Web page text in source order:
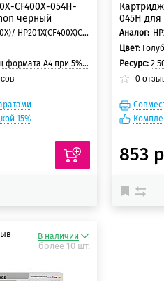
CF400X-054H-
черный
HP203X(CF540X)/ HP201X(CF400X)Canon 054H/ Canon 045H
А4 при 5% заполнении страницы
15%
Картридж
045H для
Аналог:
Цвет:
Ресурс: 2
0
853
В наличии
более 10 шт.